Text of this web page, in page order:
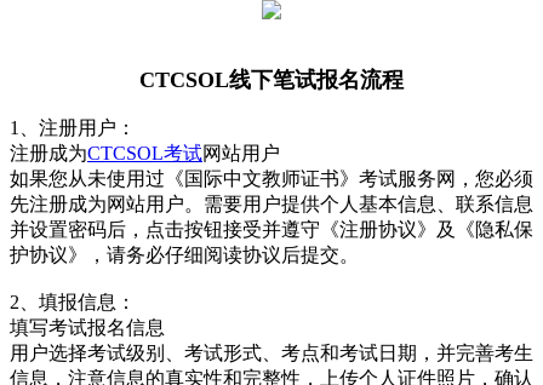
CTCSOL线下笔试报名流程
1、注册用户：
注册成为CTCSOL考试网站用户
如果您从未使用过《国际中文教师证书》考试服务网，您必须
先注册成为网站用户。需要用户提供个人基本信息、联系信息
并设置密码后，点击按钮接受并遵守《注册协议》及《隐私保
护协议》，请务必仔细阅读协议后提交。
2、填报信息：
填写考试报名信息
用户选择考试级别、考试形式、考点和考试日期，并完善考生
信息，注意信息的真实性和完整性，上传个人证件照片，确认